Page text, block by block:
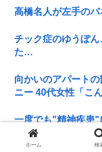
高橋名人が左手の
チック症のゆうぽ
た…
向かいのアパート
ニー 40代女性「こ
一度でも"精神疾患"
りにする医療技術は
ホーム 検